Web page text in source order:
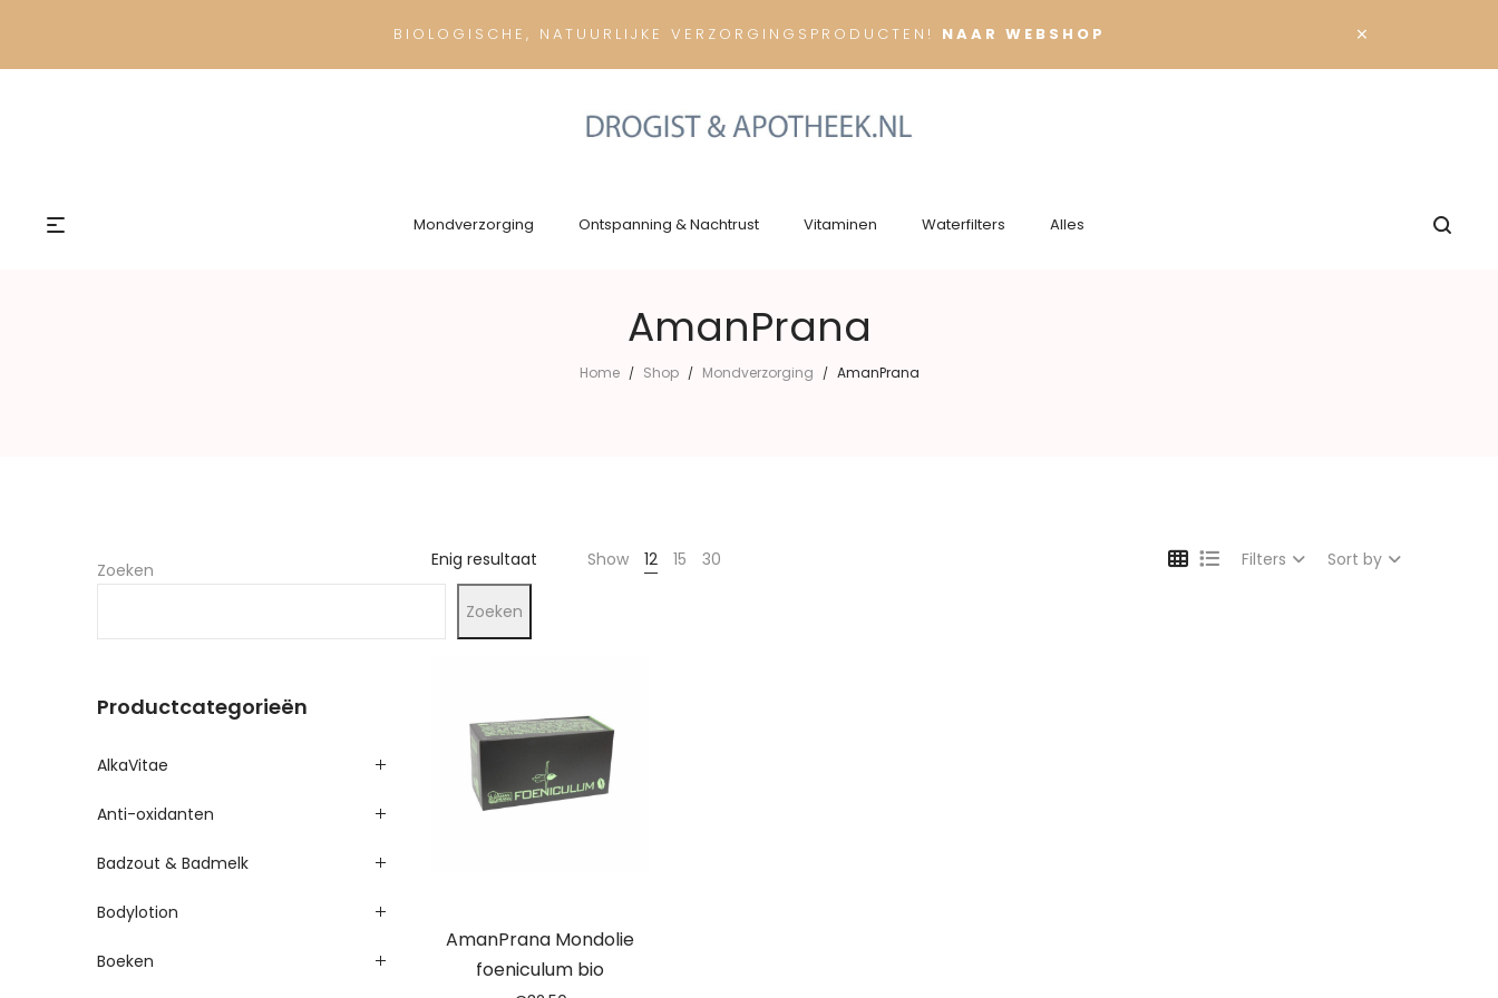
×
BIOLOGISCHE, NATUURLIJKE VERZORGINGSPRODUCTEN! NAAR WEBSHOP
Mondverzorging Ontspanning & Nachtrust Vitaminen Waterfilters Alles
AmanPrana
Home / Shop / Mondverzorging / AmanPrana
Enig resultaat Show 12 15 30 Filters Sort by
AmanPrana Mondolie
foeniculum bio
Zoeken
Zoeken
Productcategorieën
AlkaVitae
Anti-oxidanten
Badzout & Badmelk
Bodylotion
Boeken